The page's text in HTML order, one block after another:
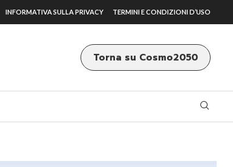
INFORMATIVA SULLA PRIVACY TERMINI E CONDIZIONI D’USO
Torna su Cosmo2050